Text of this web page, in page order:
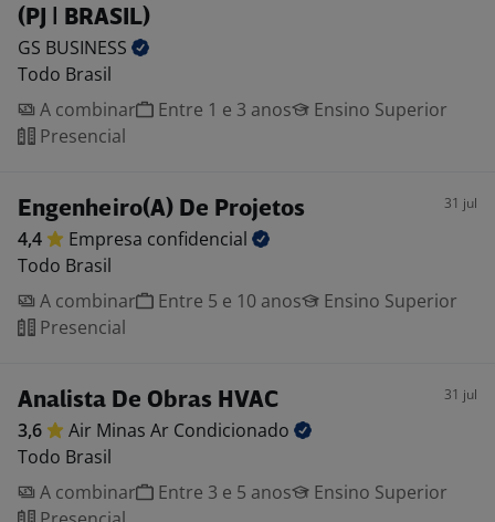
(PJ | BRASIL)
GS BUSINESS
Todo Brasil
A combinar
Entre 1 e 3 anos
Ensino Superior
Presencial
Engenheiro(A) De Projetos 31 jul
4,4 Empresa confidencial
Todo Brasil
A combinar
Entre 5 e 10 anos
Ensino Superior
Presencial
Analista De Obras HVAC 31 jul
3,6 Air Minas Ar Condicionado
Todo Brasil
A combinar
Entre 3 e 5 anos
Ensino Superior